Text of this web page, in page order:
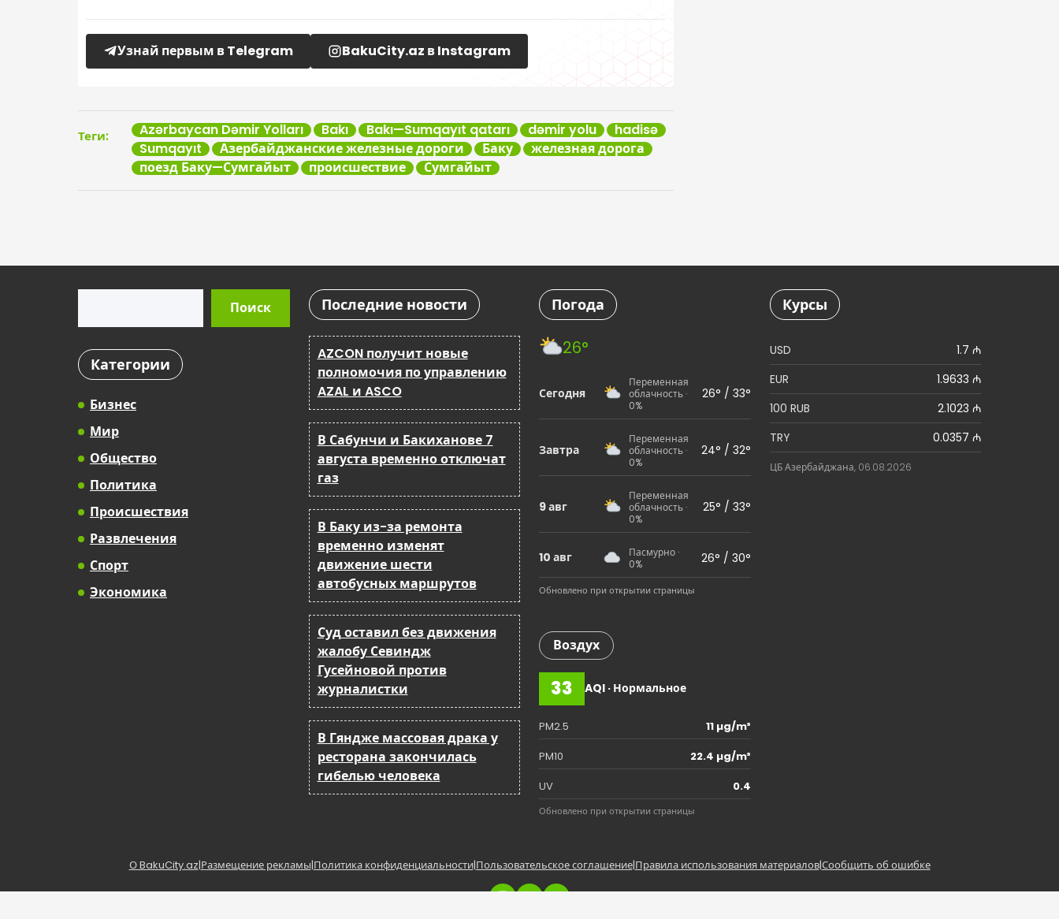
Узнай первым в Telegram BakuCity.az в Instagram
Теги: Azərbaycan Dəmir Yolları Bakı Bakı—Sumqayıt qatarı dəmir yolu
hadisə
Sumqayıt
Азербайджанские железные дороги Баку
железная дорога
поезд Баку—Сумгайыт
происшествие Сумгайыт
Поиск
Категории
Бизнес
Мир
Общество
Политика
Происшествия
Развлечения
Спорт
Экономика
Последние новости
AZCON получит новые
полномочия по управлению
AZAL и ASCO
В Сабунчи и Бакиханове 7
августа временно отключат
газ
В Баку из-за ремонта
временно изменят
движение шести
автобусных маршрутов
Суд оставил без движения
жалобу Севиндж
Гусейновой против
журналистки
В Гяндже массовая драка у
ресторана закончилась
гибелью человека
Погода
26°
Сегодня
Переменная
облачность ·
0%
26° / 33°
Завтра
Переменная
облачность ·
0%
24° / 32°
9 авг
Переменная
облачность ·
0%
25° / 33°
10 авг
Пасмурно ·
0%
26° / 30°
Обновлено при открытии страницы
Воздух
33 AQI · Нормальное
PM2.5
11 µg/m³
PM10
22.4 µg/m³
UV
0.4
Обновлено при открытии страницы
Курсы
USD
1.7 ₼
EUR
1.9633 ₼
100 RUB
2.1023 ₼
TRY
0.0357 ₼
ЦБ Азербайджана, 06.08.2026
О BakuCity.az|Размещение рекламы|Политика конфиденциальности|Пользовательское соглашение|Правила использования материалов|Сообщить об ошибке